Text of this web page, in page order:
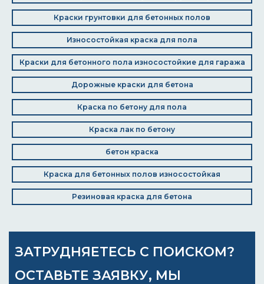
Краски грунтовки для бетонных полов
Износостойкая краска для пола
Краски для бетонного пола износостойкие для гаража
Дорожные краски для бетона
Краска по бетону для пола
Краска лак по бетону
бетон краска
Краска для бетонных полов износостойкая
Резиновая краска для бетона
ЗАТРУДНЯЕТЕСЬ С ПОИСКОМ?
ОСТАВЬТЕ ЗАЯВКУ, МЫ